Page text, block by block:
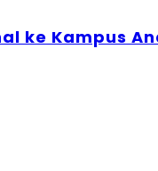
ke Kampus